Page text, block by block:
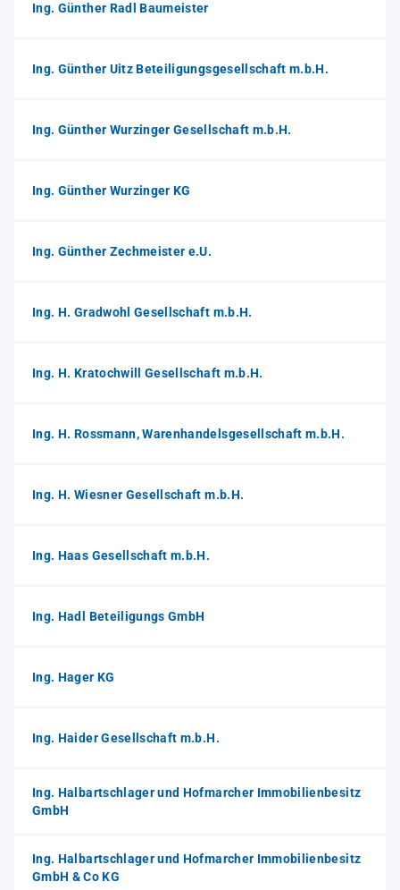
Ing. Günther Radl Baumeister
Ing. Günther Uitz Beteiligungsgesellschaft m.b.H.
Ing. Günther Wurzinger Gesellschaft m.b.H.
Ing. Günther Wurzinger KG
Ing. Günther Zechmeister e.U.
Ing. H. Gradwohl Gesellschaft m.b.H.
Ing. H. Kratochwill Gesellschaft m.b.H.
Ing. H. Rossmann, Warenhandelsgesellschaft m.b.H.
Ing. H. Wiesner Gesellschaft m.b.H.
Ing. Haas Gesellschaft m.b.H.
Ing. Hadl Beteiligungs GmbH
Ing. Hager KG
Ing. Haider Gesellschaft m.b.H.
Ing. Halbartschlager und Hofmarcher Immobilienbesitz
GmbH
Ing. Halbartschlager und Hofmarcher Immobilienbesitz
GmbH & Co KG